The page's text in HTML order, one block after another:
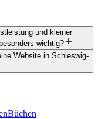
und kleiner
wichtig?
Website in Schleswig-
Büchen